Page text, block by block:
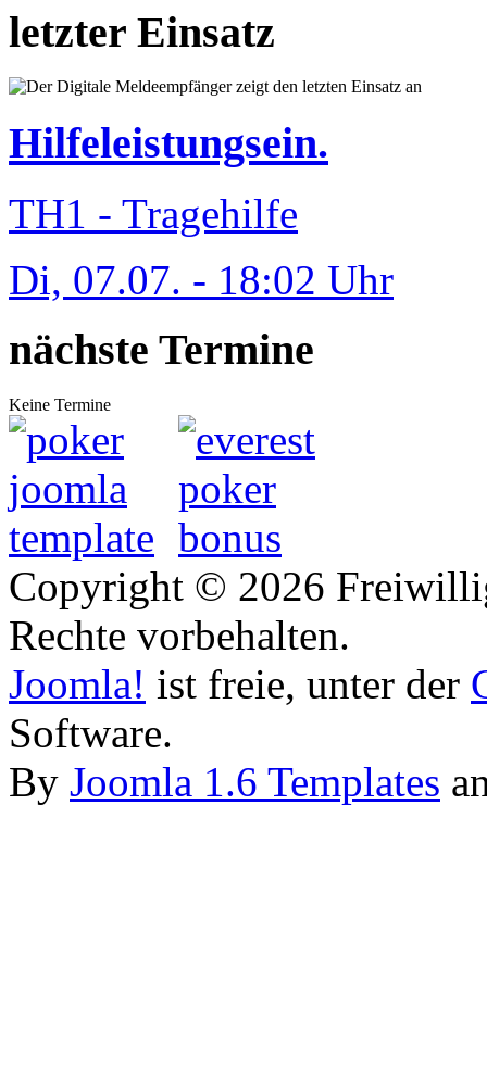
letzter Einsatz
Hilfeleistungsein.
TH1 - Tragehilfe
Di, 07.07. - 18:02 Uhr
nächste Termine
Keine Termine
Copyright © 2026
Rechte vorbehalten.
Joomla! ist freie, unter der
Software.
By Joomla 1.6 Templates